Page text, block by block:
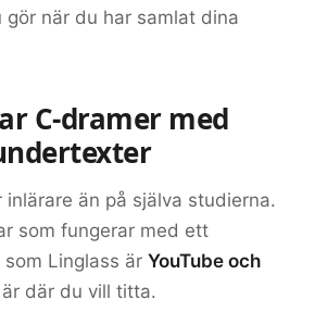
gör när du har samlat dina
C-dramer med
än på själva studierna.
som fungerar med ett
Linglass är YouTube och
där du vill titta.